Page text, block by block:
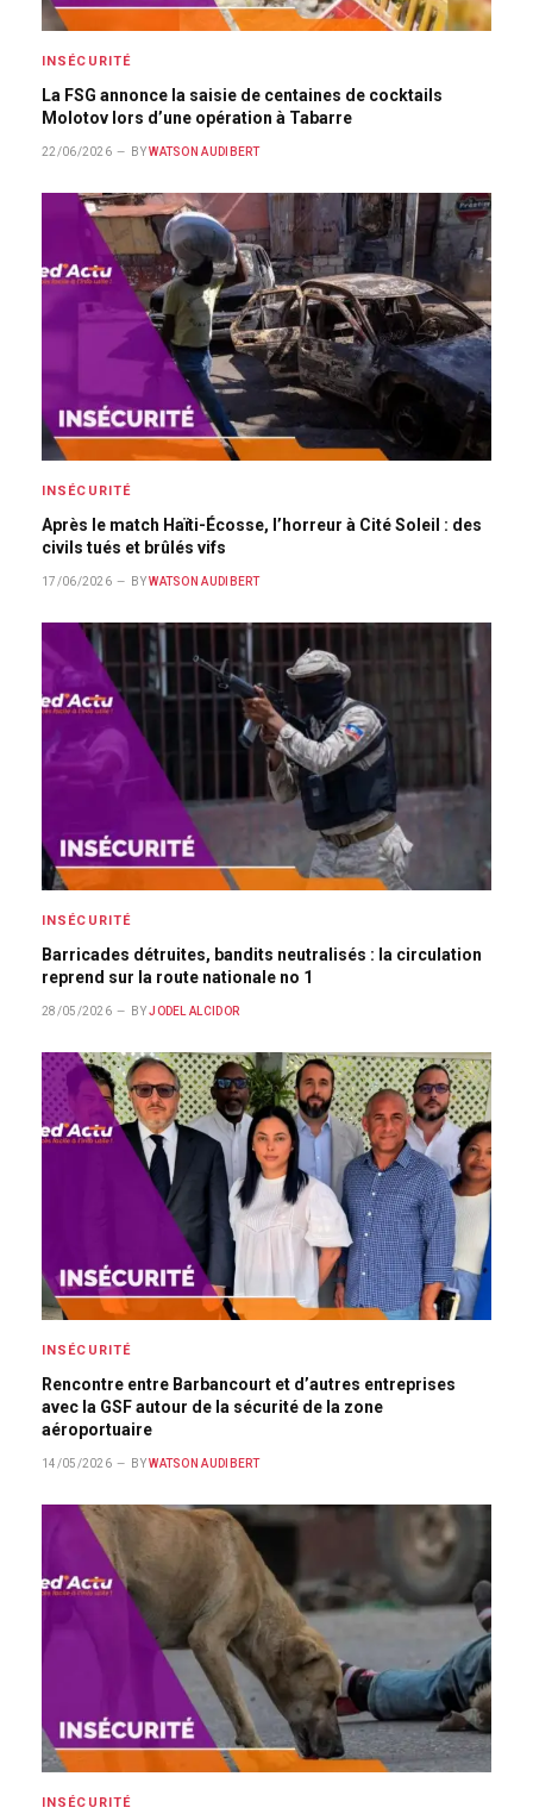
INSÉCURITÉ
La FSG annonce la saisie de centaines de cocktails
Molotov lors d’une opération à Tabarre
22/06/2026 BY WATSON AUDIBERT
INSÉCURITÉ
Après le match Haïti-Écosse, l’horreur à Cité Soleil : des
civils tués et brûlés vifs
17/06/2026 BY WATSON AUDIBERT
INSÉCURITÉ
Barricades détruites, bandits neutralisés : la circulation
reprend sur la route nationale no 1
28/05/2026 BY JODEL ALCIDOR
INSÉCURITÉ
Rencontre entre Barbancourt et d’autres entreprises
avec la GSF autour de la sécurité de la zone
aéroportuaire
14/05/2026 BY WATSON AUDIBERT
INSÉCURITÉ